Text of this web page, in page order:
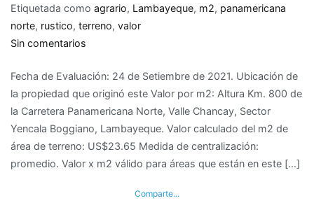
Etiquetada como agrario, Lambayeque, m2, panamericana
norte, rustico, terreno, valor
Sin comentarios
de
M2
de
terreno
en
Valle
Fecha de Evaluación: 24 de Setiembre de 2021. Ubicación de
la propiedad que originó este Valor por m2: Altura Km. 800 de
la Carretera Panamericana Norte, Valle Chancay, Sector
Yencala Boggiano, Lambayeque. Valor calculado del m2 de
área de terreno: US$23.65 Medida de centralización:
promedio. Valor x m2 válido para áreas que están en este […]
Comparte...